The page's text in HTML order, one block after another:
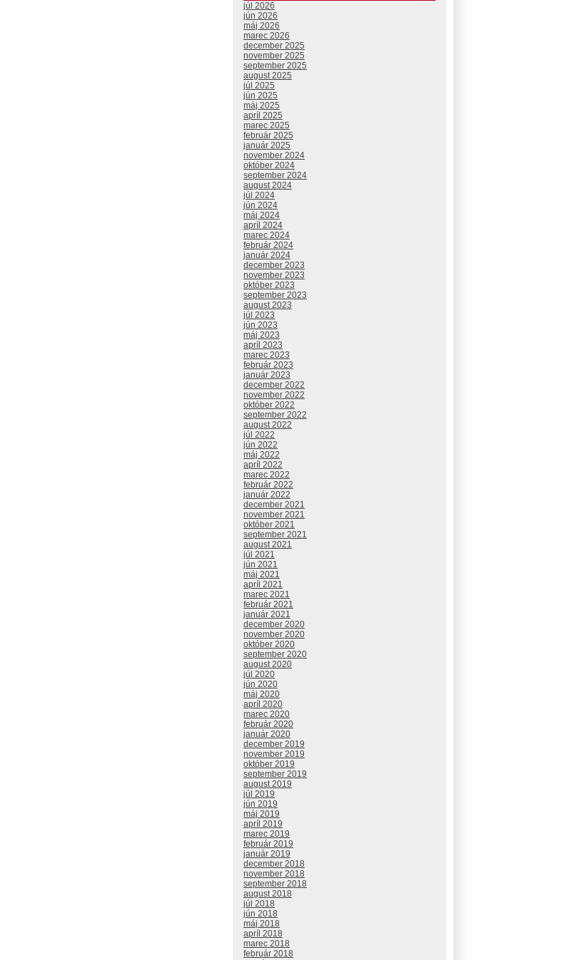
júl 2026
jún 2026
máj 2026
marec 2026
december 2025
november 2025
september 2025
august 2025
júl 2025
jún 2025
máj 2025
apríl 2025
marec 2025
február 2025
január 2025
november 2024
október 2024
september 2024
august 2024
júl 2024
jún 2024
máj 2024
apríl 2024
marec 2024
február 2024
január 2024
december 2023
november 2023
október 2023
september 2023
august 2023
júl 2023
jún 2023
máj 2023
apríl 2023
marec 2023
február 2023
január 2023
december 2022
november 2022
október 2022
september 2022
august 2022
júl 2022
jún 2022
máj 2022
apríl 2022
marec 2022
február 2022
január 2022
december 2021
november 2021
október 2021
september 2021
august 2021
júl 2021
jún 2021
máj 2021
apríl 2021
marec 2021
február 2021
január 2021
december 2020
november 2020
október 2020
september 2020
august 2020
júl 2020
jún 2020
máj 2020
apríl 2020
marec 2020
február 2020
január 2020
december 2019
november 2019
október 2019
september 2019
august 2019
júl 2019
jún 2019
máj 2019
apríl 2019
marec 2019
február 2019
január 2019
december 2018
november 2018
september 2018
august 2018
júl 2018
jún 2018
máj 2018
apríl 2018
marec 2018
február 2018